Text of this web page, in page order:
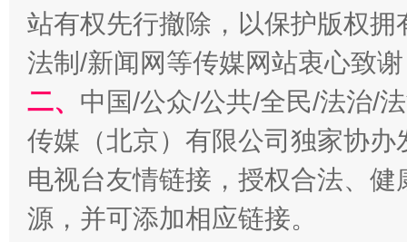
揭开“小金库”的免责幌子
站有权先行撤除，以保护版权
法制/新闻网等传媒网站衷心致
二、 中国/公众/公共/全民/法治/
传媒（北京）有限公司独家协
电视台友情链接，授权合法、
源，并可添加相应链接。